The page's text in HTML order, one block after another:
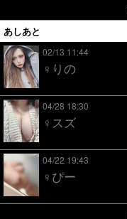
あしあと
02/13 11:44
♀りの
04/28 18:30
♀スズ
04/22 19:43
♀ぴー